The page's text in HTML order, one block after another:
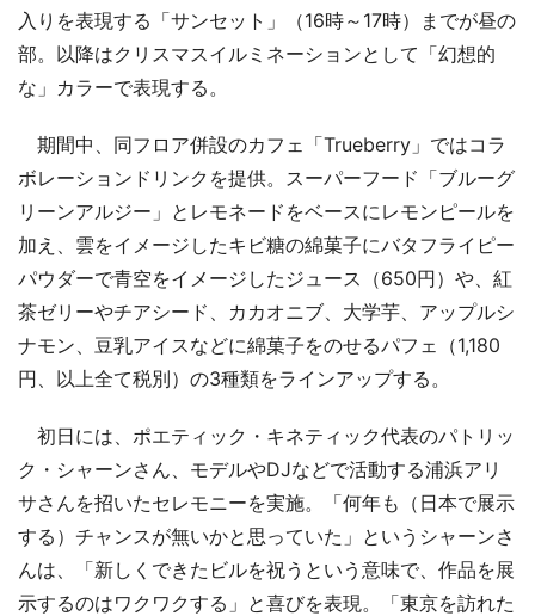
入りを表現する「サンセット」（16時～17時）までが昼の
部。以降はクリスマスイルミネーションとして「幻想的
な」カラーで表現する。
期間中、同フロア併設のカフェ「Trueberry」ではコラ
ボレーションドリンクを提供。スーパーフード「ブルーグ
リーンアルジー」とレモネードをベースにレモンピールを
加え、雲をイメージしたキビ糖の綿菓子にバタフライピー
パウダーで青空をイメージしたジュース（650円）や、紅
茶ゼリーやチアシード、カカオニブ、大学芋、アップルシ
ナモン、豆乳アイスなどに綿菓子をのせるパフェ（1,180
円、以上全て税別）の3種類をラインアップする。
初日には、ポエティック・キネティック代表のパトリッ
ク・シャーンさん、モデルやDJなどで活動する浦浜アリ
サさんを招いたセレモニーを実施。「何年も（日本で展示
する）チャンスが無いかと思っていた」というシャーンさ
んは、「新しくできたビルを祝うという意味で、作品を展
示するのはワクワクする」と喜びを表現。「東京を訪れた